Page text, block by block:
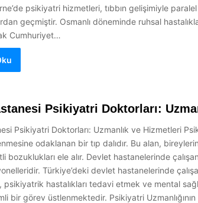
psikiyatri hizmetleri, tıbbın gelişimiyle
geçmiştir. Osmanlı döneminde ruhsal
Cumhuriyet…
Psikiyatri Doktorları:
Psikiyatri Doktorları: Uzmanlık ve Hizmetleri
odaklanan bir tıp dalıdır. Bu alan,
bozuklukları ele alır. Devlet hastanelerinde
Türkiye’deki devlet hastanelerinde
hastalıkları tedavi etmek ve mental
bir görev üstlenmektedir. Psikiyatri